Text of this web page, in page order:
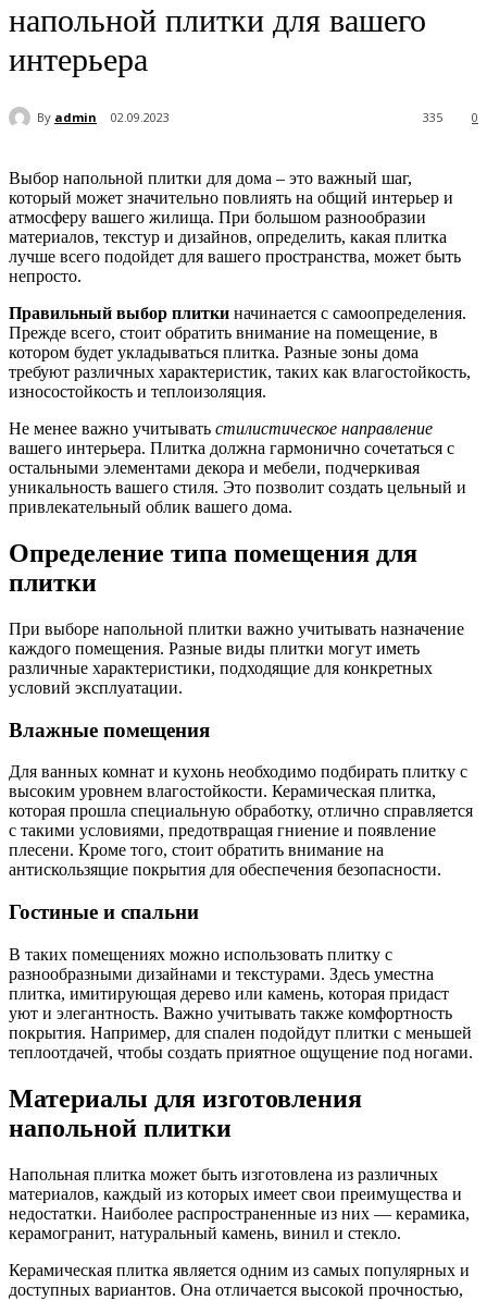
напольной плитки для вашего
интерьера
By admin 02.09.2023 0
335
Выбор напольной плитки для дома – это важный шаг,
который может значительно повлиять на общий интерьер и
атмосферу вашего жилища. При большом разнообразии
материалов, текстур и дизайнов, определить, какая плитка
лучше всего подойдет для вашего пространства, может быть
непросто.
Правильный выбор плитки начинается с самоопределения.
Прежде всего, стоит обратить внимание на помещение, в
котором будет укладываться плитка. Разные зоны дома
требуют различных характеристик, таких как влагостойкость,
износостойкость и теплоизоляция.
Не менее важно учитывать стилистическое направление
вашего интерьера. Плитка должна гармонично сочетаться с
остальными элементами декора и мебели, подчеркивая
уникальность вашего стиля. Это позволит создать цельный и
привлекательный облик вашего дома.
Определение типа помещения для
плитки
При выборе напольной плитки важно учитывать назначение
каждого помещения. Разные виды плитки могут иметь
различные характеристики, подходящие для конкретных
условий эксплуатации.
Влажные помещения
Для ванных комнат и кухонь необходимо подбирать плитку с
высоким уровнем влагостойкости. Керамическая плитка,
которая прошла специальную обработку, отлично справляется
с такими условиями, предотвращая гниение и появление
плесени. Кроме того, стоит обратить внимание на
антискользящие покрытия для обеспечения безопасности.
Гостиные и спальни
В таких помещениях можно использовать плитку с
разнообразными дизайнами и текстурами. Здесь уместна
плитка, имитирующая дерево или камень, которая придаст
уют и элегантность. Важно учитывать также комфортность
покрытия. Например, для спален подойдут плитки с меньшей
теплоотдачей, чтобы создать приятное ощущение под ногами.
Материалы для изготовления
напольной плитки
Напольная плитка может быть изготовлена из различных
материалов, каждый из которых имеет свои преимущества и
недостатки. Наиболее распространенные из них — керамика,
керамогранит, натуральный камень, винил и стекло.
Керамическая плитка является одним из самых популярных и
доступных вариантов. Она отличается высокой прочностью,